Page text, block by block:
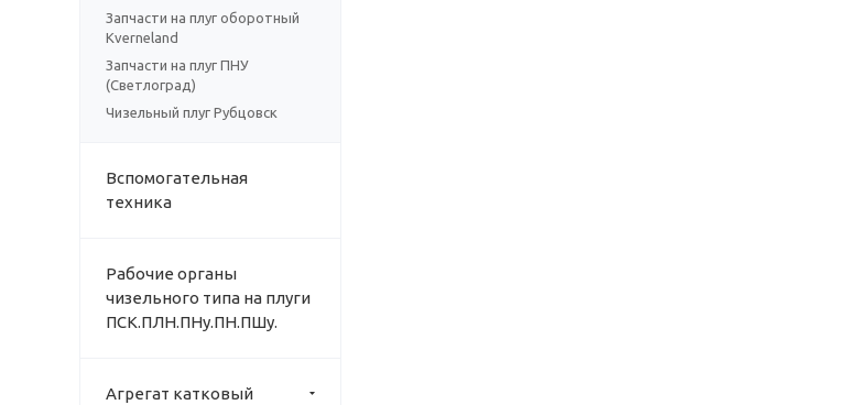
Запчасти на плуг оборотный
Kverneland
Запчасти на плуг ПНУ
(Светлоград)
Чизельный плуг Рубцовск
Вспомогательная
техника
Рабочие органы
чизельного типа на плуги
ПСК.ПЛН.ПНу.ПН.ПШу.
Агрегат катковый